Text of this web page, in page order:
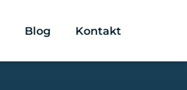
Blog Kontakt